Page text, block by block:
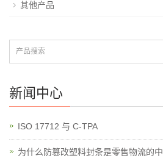
其他产品
新闻中心
ISO 17712 与 C-TPA
为什么防篡改塑料封条是零售物流的中